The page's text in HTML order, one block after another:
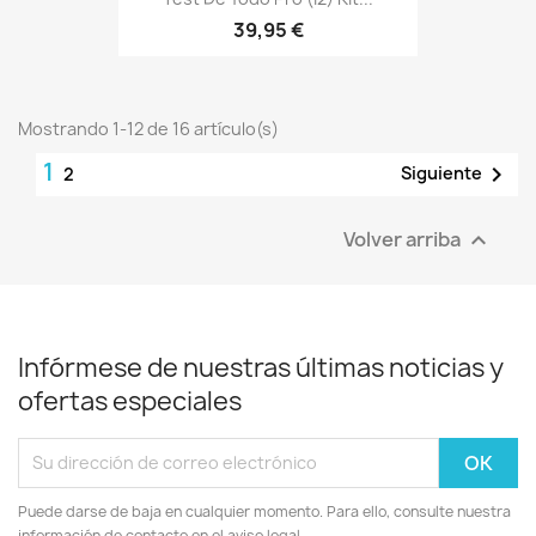
39,95 €
Mostrando 1-12 de 16 artículo(s)
1 2 Siguiente 
Volver arriba 
Infórmese de nuestras últimas noticias y
ofertas especiales
Puede darse de baja en cualquier momento. Para ello, consulte nuestra